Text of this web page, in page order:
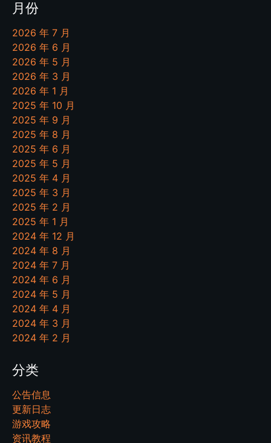
月份
2026 年 7 月
2026 年 6 月
2026 年 5 月
2026 年 3 月
2026 年 1 月
2025 年 10 月
2025 年 9 月
2025 年 8 月
2025 年 6 月
2025 年 5 月
2025 年 4 月
2025 年 3 月
2025 年 2 月
2025 年 1 月
2024 年 12 月
2024 年 8 月
2024 年 7 月
2024 年 6 月
2024 年 5 月
2024 年 4 月
2024 年 3 月
2024 年 2 月
分类
公告信息
更新日志
游戏攻略
资讯教程